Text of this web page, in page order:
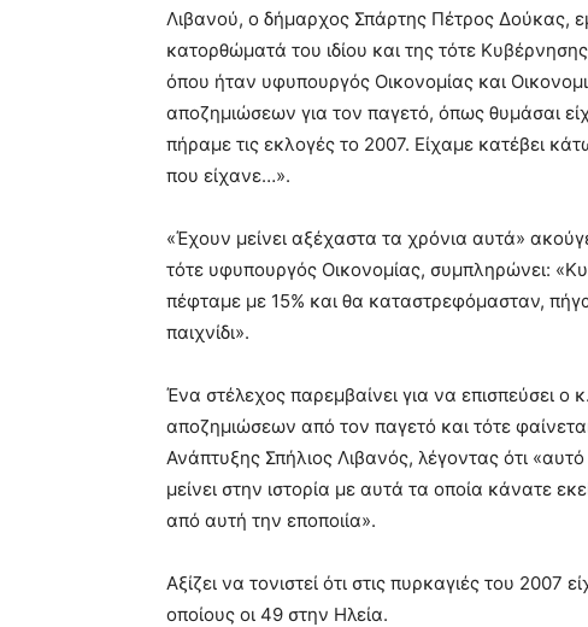
Λιβανού, ο δήμαρχος Σπάρτης Πέτρος Δούκας,
κατορθώματά του ιδίου και της τότε
όπου ήταν υφυπουργός Οικονομίας και
αποζημιώσεων για τον παγετό, όπως θυμάσαι
πήραμε τις εκλογές το 2007. Είχαμε κατέβει
που είχανε…».
«Έχουν μείνει αξέχαστα τα χρόνια αυτά»
τότε υφυπουργός Οικονομίας, συμπληρώνει:
πέφταμε με 15% και θα καταστρεφόμασταν,
παιχνίδι».
Ένα στέλεχος παρεμβαίνει για να επισπεύσει
αποζημιώσεων από τον παγετό και τότε
Ανάπτυξης Σπήλιος Λιβανός, λέγοντας ότι
μείνει στην ιστορία με αυτά τα οποία κάνατε
από αυτή την εποποιία».
Αξίζει να τονιστεί ότι στις πυρκαγιές του
οποίους οι 49 στην Ηλεία.